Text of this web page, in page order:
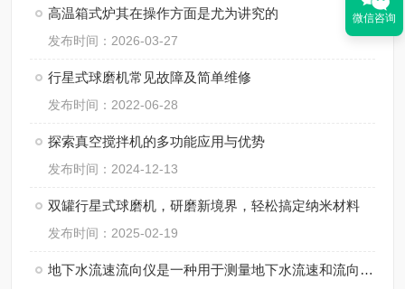
高温箱式炉其在操作方面是尤为讲究的
发布时间：2026-03-27
行星式球磨机常见故障及简单维修
发布时间：2022-06-28
探索真空搅拌机的多功能应用与优势
发布时间：2024-12-13
双罐行星式球磨机，研磨新境界，轻松搞定纳米材料
发布时间：2025-02-19
地下水流速流向仪是一种用于测量地下水流速和流向的设备
微信咨询